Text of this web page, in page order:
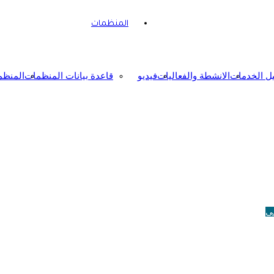
الخدمات الانشطة والفعالياتفيديو
المنظمات
قاعدة بيانات المنظمات